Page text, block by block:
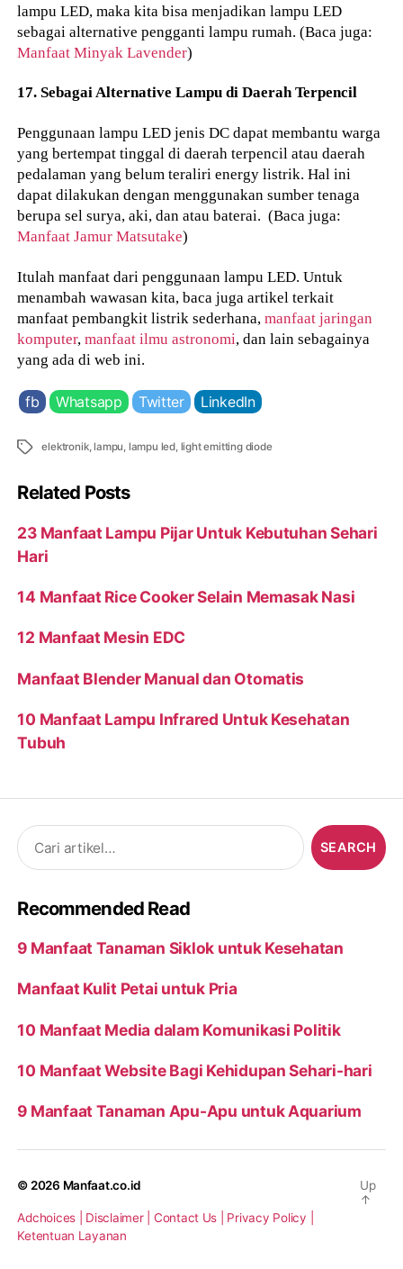
lampu LED, maka kita bisa menjadikan lampu LED
sebagai alternative pengganti lampu rumah. (Baca juga:
Manfaat Minyak Lavender)
17. Sebagai Alternative Lampu di Daerah Terpencil
Penggunaan lampu LED jenis DC dapat membantu warga
yang bertempat tinggal di daerah terpencil atau daerah
pedalaman yang belum teraliri energy listrik. Hal ini
dapat dilakukan dengan menggunakan sumber tenaga
berupa sel surya, aki, dan atau baterai. (Baca juga:
Manfaat Jamur Matsutake)
Itulah manfaat dari penggunaan lampu LED. Untuk
menambah wawasan kita, baca juga artikel terkait
manfaat pembangkit listrik sederhana,manfaat jaringan
komputer,manfaat ilmu astronomi, dan lain sebagainya
yang ada di web ini.
fb Whatsapp Twitter LinkedIn
Tags elektronik, lampu, lampu led, light emitting diode
Related Posts
23 Manfaat Lampu Pijar Untuk Kebutuhan Sehari
Hari
14 Manfaat Rice Cooker Selain Memasak Nasi
12 Manfaat Mesin EDC
Manfaat Blender Manual dan Otomatis
10 Manfaat Lampu Infrared Untuk Kesehatan
Tubuh
Search
for:
Recommended Read
9 Manfaat Tanaman Siklok untuk Kesehatan
Manfaat Kulit Petai untuk Pria
10 Manfaat Media dalam Komunikasi Politik
10 Manfaat Website Bagi Kehidupan Sehari-hari
9 Manfaat Tanaman Apu-Apu untuk Aquarium
© 2026 Manfaat.co.id
Adchoices | Disclaimer | Contact Us | Privacy Policy |
Ketentuan Layanan
Up
↑